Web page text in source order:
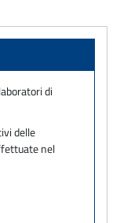
di
delle
nel